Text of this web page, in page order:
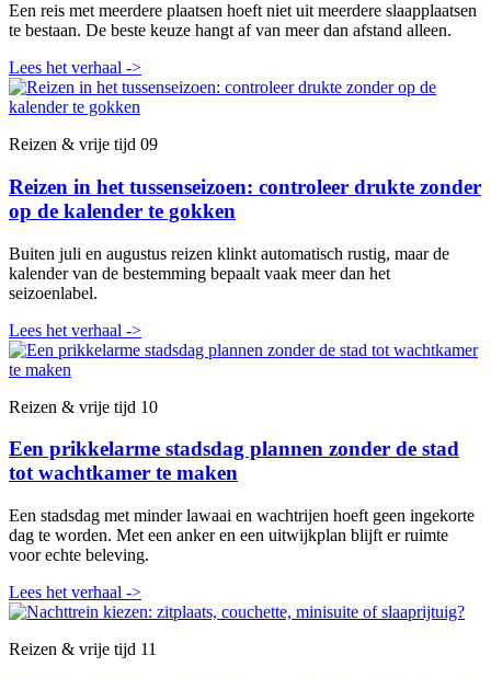
Een reis met meerdere plaatsen hoeft niet uit meerdere slaapplaatsen
te bestaan. De beste keuze hangt af van meer dan afstand alleen.
Lees het verhaal ->
Reizen & vrije tijd 09
Reizen in het tussenseizoen: controleer drukte zonder
op de kalender te gokken
Buiten juli en augustus reizen klinkt automatisch rustig, maar de
kalender van de bestemming bepaalt vaak meer dan het
seizoenlabel.
Lees het verhaal ->
Reizen & vrije tijd 10
Een prikkelarme stadsdag plannen zonder de stad
tot wachtkamer te maken
Een stadsdag met minder lawaai en wachtrijen hoeft geen ingekorte
dag te worden. Met een anker en een uitwijkplan blijft er ruimte
voor echte beleving.
Lees het verhaal ->
Reizen & vrije tijd 11